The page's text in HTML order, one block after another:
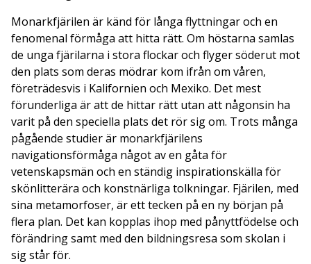
Monarkfjärilen är känd för långa flyttningar och en
fenomenal förmåga att hitta rätt. Om höstarna samlas
de unga fjärilarna i stora flockar och flyger söderut mot
den plats som deras mödrar kom ifrån om våren,
företrädesvis i Kalifornien och Mexiko. Det mest
förunderliga är att de hittar rätt utan att någonsin ha
varit på den speciella plats det rör sig om. Trots många
pågående studier är monarkfjärilens
navigationsförmåga något av en gåta för
vetenskapsmän och en ständig inspirationskälla för
skönlitterära och konstnärliga tolkningar. Fjärilen, med
sina metamorfoser, är ett tecken på en ny början på
flera plan. Det kan kopplas ihop med pånyttfödelse och
förändring samt med den bildningsresa som skolan i
sig står för.